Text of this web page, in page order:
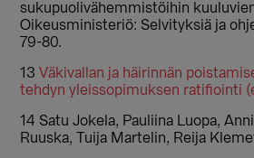
sukupuolivähemmistöihin
Oikeusministeriö: Selvityksiä ja
79-80.
13Väkivallan ja häirinnän
tehdyn yleissopimuksen ratifiointi
14 Satu Jokela, Pauliina Luopa,
Ruuska, Tuija Martelin, Reija